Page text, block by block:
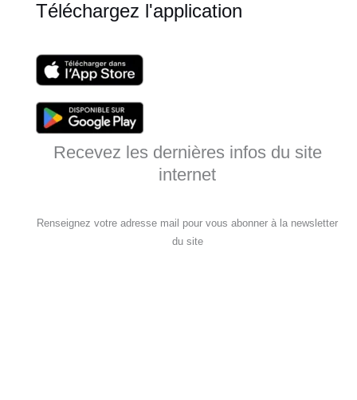
Téléchargez l'application
Recevez les dernières infos du site
internet
Renseignez votre adresse mail pour vous abonner à la newsletter
du site